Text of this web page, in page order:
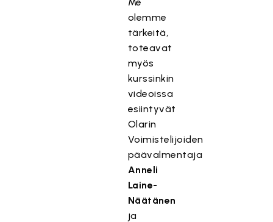
olemme
tärkeitä,
toteavat
myös
kurssinkin
videoissa
esiintyvät
Olarin
Voimistelijoiden
päävalmentaja
Anneli
Laine-
Näätänen
ja